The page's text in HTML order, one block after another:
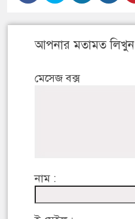
আপনার মতামত লিখুন
মেসেজ বক্স
নাম :